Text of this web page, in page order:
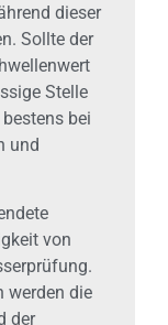
dieser
Sollte der
Stelle
bei
und
von
werden die
der